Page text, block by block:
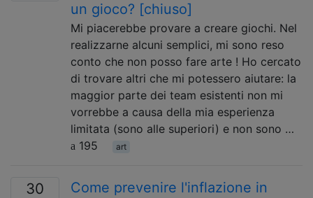
un gioco? [chiuso]
Mi piacerebbe provare a creare giochi. Nel
realizzarne alcuni semplici, mi sono reso
conto che non posso fare arte ! Ho cercato
di trovare altri che mi potessero aiutare: la
maggior parte dei team esistenti non mi
vorrebbe a causa della mia esperienza
limitata (sono alle superiori) e non sono …
195
art
30
Come prevenire l'inflazione in